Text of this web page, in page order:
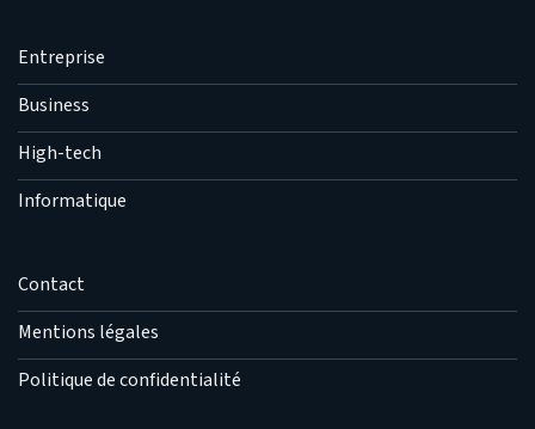
Entreprise
Business
High-tech
Informatique
Contact
Mentions légales
Politique de confidentialité